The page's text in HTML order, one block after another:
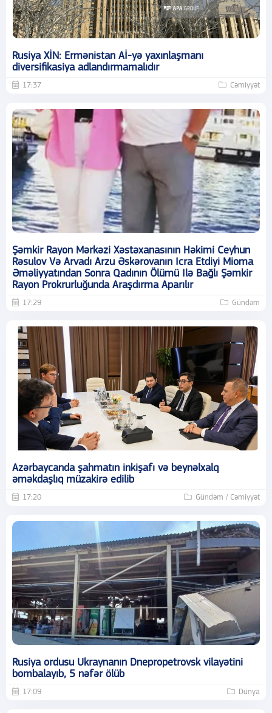
Rusiya XİN: Ermənistan Aİ-yə yaxınlaşmanı
diversifikasiya adlandırmamalıdır
17:37 Cəmiyyət
Şəmkir Rayon Mərkəzi Xəstəxanasının Həkimi Ceyhun
Rəsulov Və Arvadı Arzu Əskərovanın Icra Etdiyi Mioma
Əməliyyatından Sonra Qadının Ölümü Ilə Bağlı Şəmkir
Rayon Prokrurluğunda Araşdırma Aparılır
17:29 Gündəm
Azərbaycanda şahmatın inkişafı və beynəlxalq
əməkdaşlıq müzakirə edilib
17:20 Gündəm / Cəmiyyət
Rusiya ordusu Ukraynanın Dnepropetrovsk vilayətini
bombalayıb, 5 nəfər ölüb
17:09 Dünya